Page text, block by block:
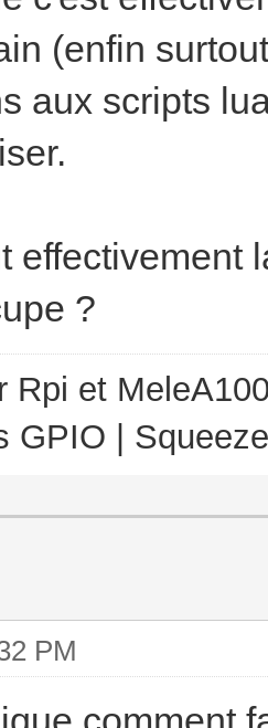
(enfin
aux scripts
effectivement
?
Rpi et
GPIO |
PM